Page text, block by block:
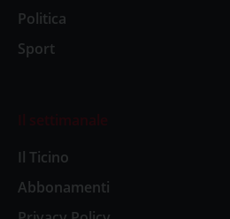
Politica
Sport
Il settimanale
Il Ticino
Abbonamenti